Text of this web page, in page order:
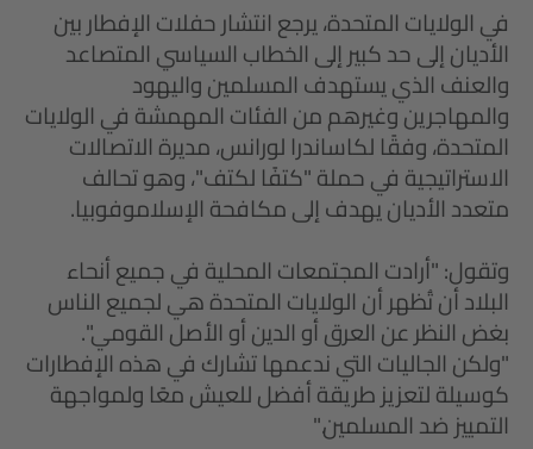
في الولايات المتحدة، يرجع انتشار حفلات الإفطار بين
الأديان إلى حد كبير إلى الخطاب السياسي المتصاعد
والعنف الذي يستهدف المسلمين واليهود
والمهاجرين وغيرهم من الفئات المهمشة في الولايات
المتحدة، وفقًا لكاساندرا لورانس، مديرة الاتصالات
الاستراتيجية في حملة "كتفًا لكتف"، وهو تحالف
متعدد الأديان يهدف إلى مكافحة الإسلاموفوبيا.
وتقول: "أرادت المجتمعات المحلية في جميع أنحاء
البلاد أن تُظهر أن الولايات المتحدة هي لجميع الناس
بغض النظر عن العرق أو الدين أو الأصل القومي".
"ولكن الجاليات التي ندعمها تشارك في هذه الإفطارات
كوسيلة لتعزيز طريقة أفضل للعيش معًا ولمواجهة
التمييز ضد المسلمين."